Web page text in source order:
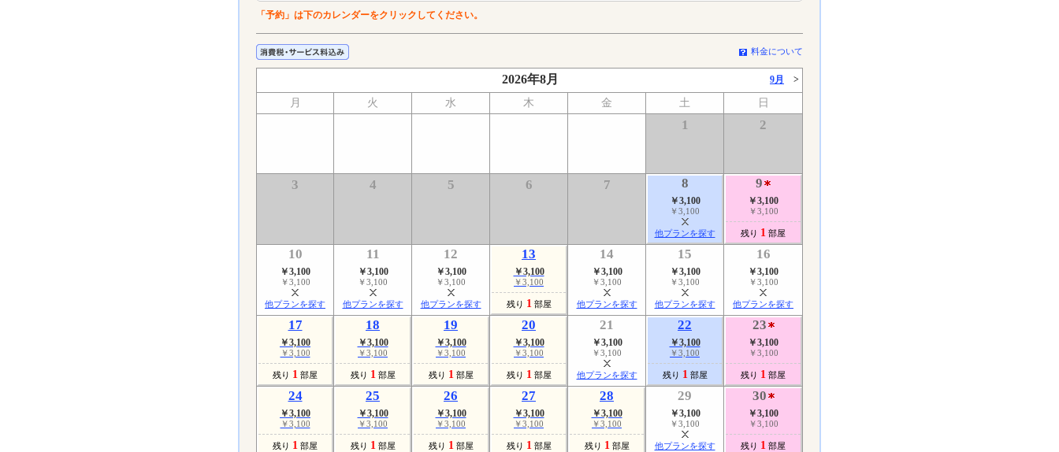
「予約」は下のカレンダーをクリックしてください。
料金について
2026年8月 9月 >
月 火 水 木 金 土 日
1 2
3 4 5 6 7 8
￥3,100
￥3,100
他プランを探す
9
￥3,100
￥3,100
残り 1 部屋
10
￥3,100
￥3,100
他プランを探す
11
￥3,100
￥3,100
他プランを探す
12
￥3,100
￥3,100
他プランを探す
13
￥3,100
￥3,100
残り 1 部屋
14
￥3,100
￥3,100
他プランを探す
15
￥3,100
￥3,100
他プランを探す
16
￥3,100
￥3,100
他プランを探す
17
￥3,100
￥3,100
残り 1 部屋
18
￥3,100
￥3,100
残り 1 部屋
19
￥3,100
￥3,100
残り 1 部屋
20
￥3,100
￥3,100
残り 1 部屋
21
￥3,100
￥3,100
他プランを探す
22
￥3,100
￥3,100
残り 1 部屋
23
￥3,100
￥3,100
残り 1 部屋
24
￥3,100
￥3,100
残り 1 部屋
25
￥3,100
￥3,100
残り 1 部屋
26
￥3,100
￥3,100
残り 1 部屋
27
￥3,100
￥3,100
残り 1 部屋
28
￥3,100
￥3,100
残り 1 部屋
29
￥3,100
￥3,100
他プランを探す
30
￥3,100
￥3,100
残り 1 部屋